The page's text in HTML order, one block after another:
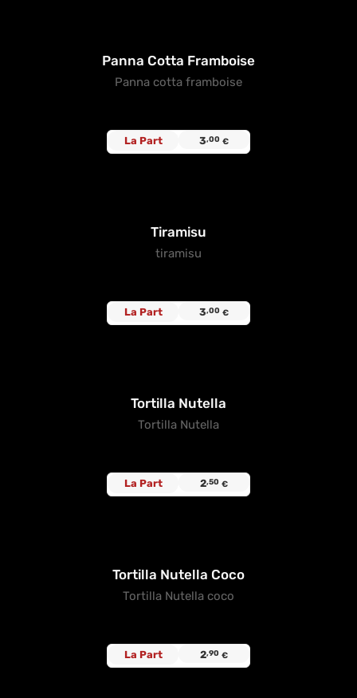
Panna Cotta Framboise
Panna cotta framboise
La Part 3,00 €
Tiramisu
tiramisu
La Part 3,00 €
Tortilla Nutella
Tortilla Nutella
La Part 2,50 €
Tortilla Nutella Coco
Tortilla Nutella coco
La Part 2,90 €